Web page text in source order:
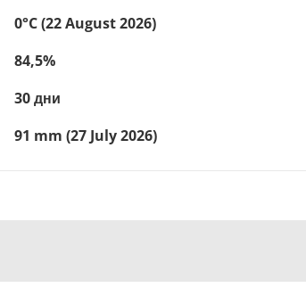
0°C (22 August 2026)
84,5%
30 дни
91 mm (27 July 2026)